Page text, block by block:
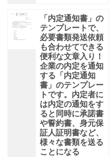
「内定通知書」の
テンプレートで、
必要書類発送依頼
も合わせてできる
便利な文章入り！
企業の内定を通知
する「内定通知
書」のテンプレー
トです。内定者に
は内定の通知をす
ると同時に承諾書
や誓約書、身元保
証人証明書など、
様々な書類を送る
ことになる